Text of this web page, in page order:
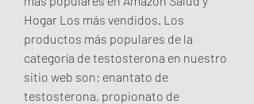
Hogar Los más vendidos. Los
productos más populares de la
categoría de testosterona en nuestro
sitio web son: enantato de
testosterona, propionato de